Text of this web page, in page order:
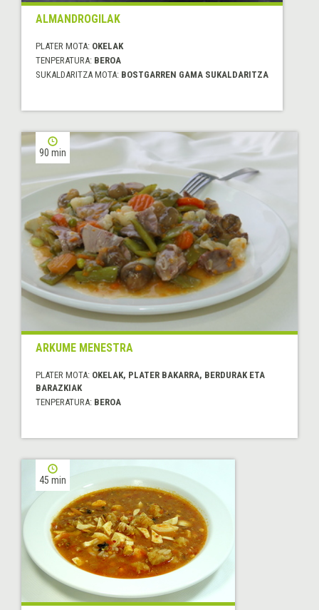
ALMANDROGILAK
PLATER MOTA: OKELAK
TENPERATURA: BEROA
SUKALDARITZA MOTA: BOSTGARREN GAMA SUKALDARITZA
90 min
ARKUME MENESTRA
PLATER MOTA: OKELAK, PLATER BAKARRA, BERDURAK ETA
BARAZKIAK
TENPERATURA: BEROA
45 min